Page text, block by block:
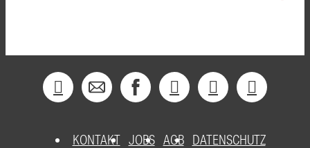
KONTAKT JOBS AGB DATENSCHUTZ